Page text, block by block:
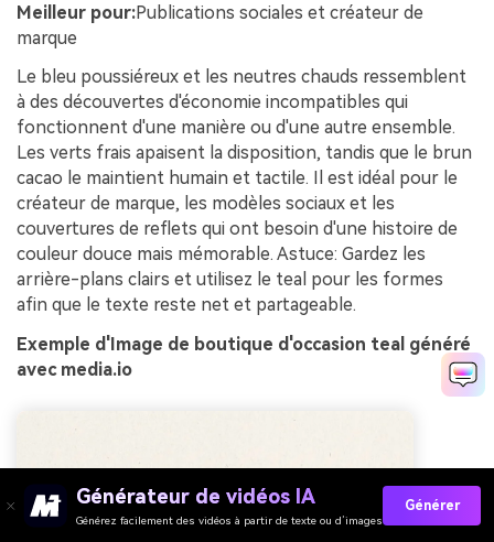
Meilleur pour:Publications sociales et créateur de
marque
Le bleu poussiéreux et les neutres chauds ressemblent
à des découvertes d'économie incompatibles qui
fonctionnent d'une manière ou d'une autre ensemble.
Les verts frais apaisent la disposition, tandis que le brun
cacao le maintient humain et tactile. Il est idéal pour le
créateur de marque, les modèles sociaux et les
couvertures de reflets qui ont besoin d'une histoire de
couleur douce mais mémorable. Astuce: Gardez les
arrière-plans clairs et utilisez le teal pour les formes
afin que le texte reste net et partageable.
Exemple d'Image de boutique d'occasion teal généré
avec media.io
Générateur de vidéos IA
Générez facilement des vidéos à partir de texte ou d’images
Générer